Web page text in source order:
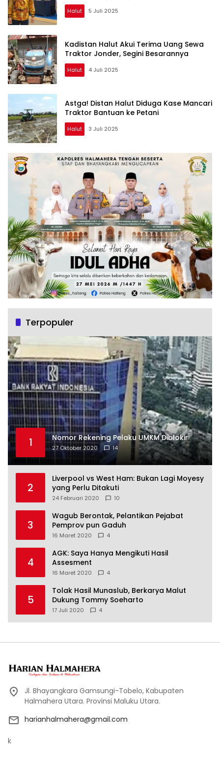
Halut 5 Juli 2025
Kadistan Halut Akui Terima Uang Sewa
Traktor Jonder, Segini Besarannya
Halut 4 Juli 2025
Astga! Distan Halut Diduga Kase Mancari
Traktor Bantuan ke Petani
Halut 3 Juli 2025
Terpopuler
1 Nomor Rekening Pelaku UMKM Diblokir
27 Oktober 2020 14
2
Liverpool vs West Ham: Bukan Lagi Moyesy
yang Perlu Ditakuti
24 Februari 2020 10
3
Wagub Berontak, Pelantikan Pejabat
Pemprov pun Gaduh
16 Maret 2020 4
4
AGK: Saya Hanya Mengikuti Hasil
Assesment
16 Maret 2020 4
5
Tolak Hasil Munaslub, Berkarya Malut
Dukung Tommy Soeharto
17 Juli 2020 4
Jl. Bhayangkara Gamsungi-Tobelo, Kabupaten
Halmahera Utara. Provinsi Maluku Utara.
harianhalmahera@gmail.com
k